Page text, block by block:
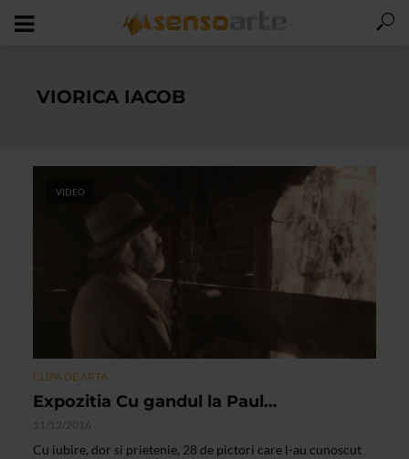
VIORICA IACOB
VIDEO
CLIPA DE ARTA
Expozitia Cu gandul la Paul…
11/12/2016
Cu iubire, dor si prietenie, 28 de pictori care l-au cunoscut